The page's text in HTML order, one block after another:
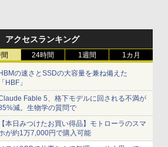
アクセスランキング
24時間 1週間 1カ月
の速さとSSDの大容量を兼ね備えた
HBF」
Fable 5、格下モデルに回される不満が
減。生物学の質問で
本日みつけたお買い得品】モトローラのスマ
が約1万7,000円で購入可能